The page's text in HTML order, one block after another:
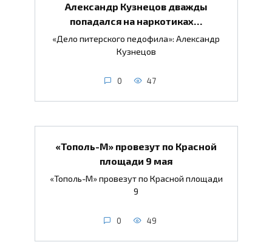
Александр Кузнецов дважды
попадался на наркотиках…
«Дело питерского педофила»: Александр
Кузнецов
0 47
«Тополь-М» провезут по Красной
площади 9 мая
«Тополь-М» провезут по Красной площади
9
0 49